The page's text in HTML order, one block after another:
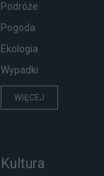
Podróże
Pogoda
Ekologia
Wypadki
WIĘCEJ
Kultura